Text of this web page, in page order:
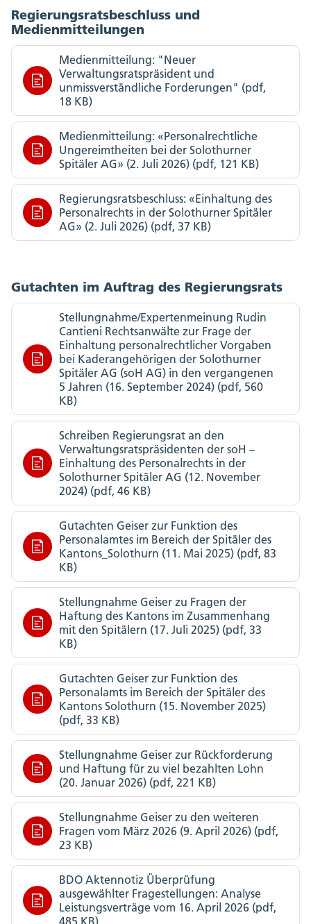
Regierungsratsbeschluss und
Medienmitteilungen
Medienmitteilung: "Neuer
Verwaltungsratspräsident und
unmissverständliche Forderungen" (pdf,
18 KB)
Medienmitteilung: «Personalrechtliche
Ungereimtheiten bei der Solothurner
Spitäler AG» (2. Juli 2026) (pdf, 121 KB)
Regierungsratsbeschluss: «Einhaltung des
Personalrechts in der Solothurner Spitäler
AG» (2. Juli 2026) (pdf, 37 KB)
Gutachten im Auftrag des Regierungsrats
Stellungnahme/Expertenmeinung Rudin
Cantieni Rechtsanwälte zur Frage der
Einhaltung personalrechtlicher Vorgaben
bei Kaderangehörigen der Solothurner
Spitäler AG (soH AG) in den vergangenen
5 Jahren (16. September 2024) (pdf, 560
KB)
Schreiben Regierungsrat an den
Verwaltungsratspräsidenten der soH –
Einhaltung des Personalrechts in der
Solothurner Spitäler AG (12. November
2024) (pdf, 46 KB)
Gutachten Geiser zur Funktion des
Personalamtes im Bereich der Spitäler des
Kantons_Solothurn (11. Mai 2025) (pdf, 83
KB)
Stellungnahme Geiser zu Fragen der
Haftung des Kantons im Zusammenhang
mit den Spitälern (17. Juli 2025) (pdf, 33
KB)
Gutachten Geiser zur Funktion des
Personalamts im Bereich der Spitäler des
Kantons Solothurn (15. November 2025)
(pdf, 33 KB)
Stellungnahme Geiser zur Rückforderung
und Haftung für zu viel bezahlten Lohn
(20. Januar 2026) (pdf, 221 KB)
Stellungnahme Geiser zu den weiteren
Fragen vom März 2026 (9. April 2026) (pdf,
23 KB)
BDO Aktennotiz Überprüfung
ausgewählter Fragestellungen: Analyse
Leistungsverträge vom 16. April 2026 (pdf,
485 KB)